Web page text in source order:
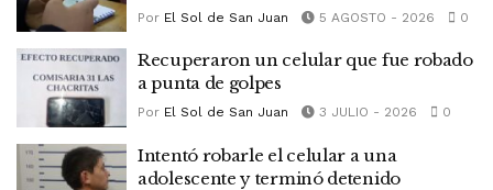
Por El Sol de San Juan 5 AGOSTO - 2026 0
Recuperaron un celular que fue robado
a punta de golpes
Por El Sol de San Juan 3 JULIO - 2026 0
Intentó robarle el celular a una
adolescente y terminó detenido